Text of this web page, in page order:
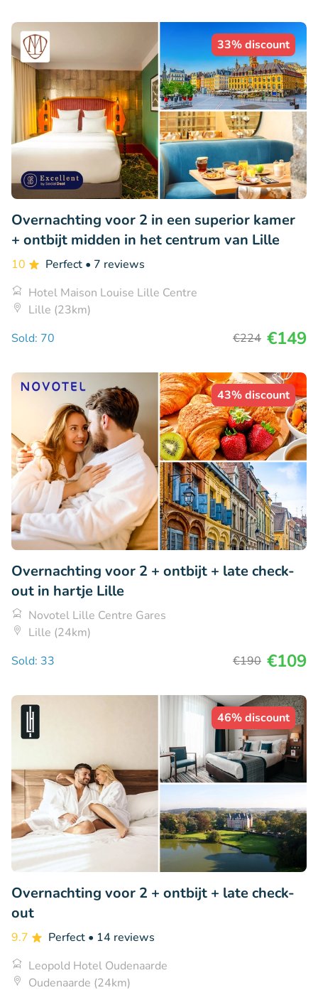
33% discount
Overnachting voor 2 in een superior kamer
+ ontbijt midden in het centrum van Lille
10 Perfect • 7 reviews
Hotel Maison Louise Lille Centre
Lille (23km)
Sold: 70
€224 €149
43% discount
Overnachting voor 2 + ontbijt + late check-
out in hartje Lille
Novotel Lille Centre Gares
Lille (24km)
Sold: 33
€190 €109
46% discount
Overnachting voor 2 + ontbijt + late check-
out
9.7 Perfect • 14 reviews
Leopold Hotel Oudenaarde
Oudenaarde (24km)